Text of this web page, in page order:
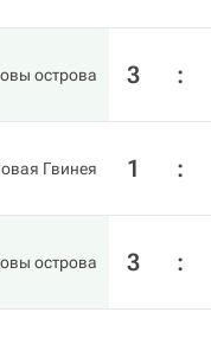
острова 3 :
Гвинея 1 :
острова 3 :